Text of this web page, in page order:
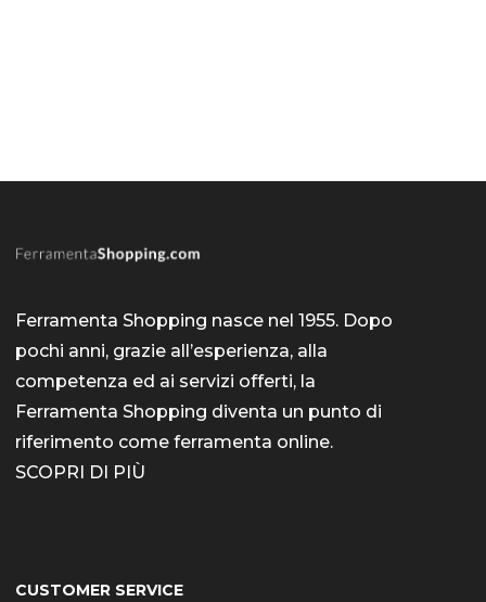
Ferramenta Shopping nasce nel 1955. Dopo
pochi anni, grazie all’esperienza, alla
competenza ed ai servizi offerti, la
Ferramenta Shopping diventa un punto di
riferimento come ferramenta online.
SCOPRI DI PIÙ
CUSTOMER SERVICE